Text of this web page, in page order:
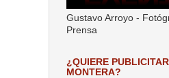
Gustavo Arroyo -
Prensa
¿QUIERE
MONTERA?